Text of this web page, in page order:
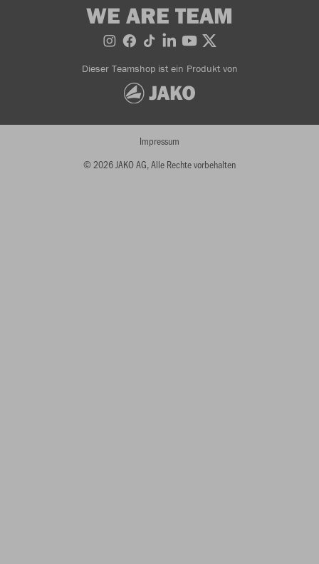
WE ARE TEAM
Dieser Teamshop ist ein Produkt von
© 2026 JAKO AG, Alle Rechte vorbehalten
Impressum